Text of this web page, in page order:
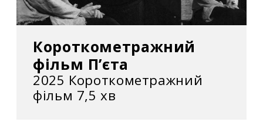
Короткометражний
фільм П’єта
2025 Короткометражний
фільм 7,5 хв